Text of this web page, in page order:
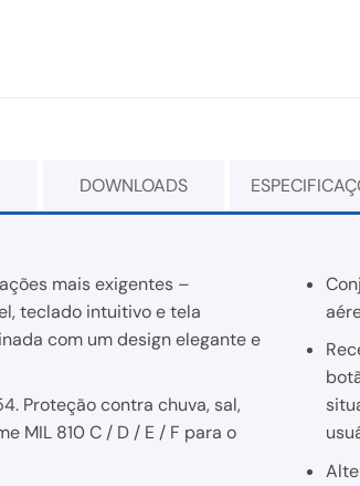
DOWNLOADS
mais exigentes –
teclado intuitivo e tela
com um design elegante e
Proteção contra chuva, sal,
MIL 810 C / D / E / F para o